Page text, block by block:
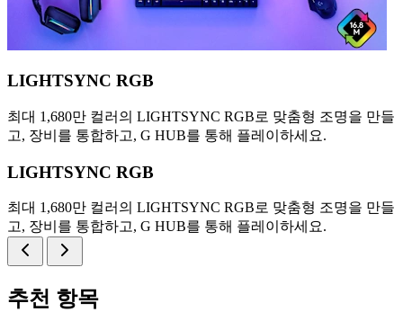
LIGHTSYNC RGB
최대 1,680만 컬러의 LIGHTSYNC RGB로 맞춤형 조명을 만들
고, 장비를 통합하고, G HUB를 통해 플레이하세요.
LIGHTSYNC RGB
최대 1,680만 컬러의 LIGHTSYNC RGB로 맞춤형 조명을 만들
고, 장비를 통합하고, G HUB를 통해 플레이하세요.
추천 항목